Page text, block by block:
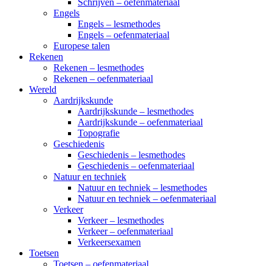
Engels
Engels – lesmethodes
Engels – oefenmateriaal
Europese talen
Rekenen
Rekenen – lesmethodes
Rekenen – oefenmateriaal
Wereld
Aardrijkskunde
Aardrijkskunde – lesmethodes
Aardrijkskunde – oefenmateriaal
Topografie
Geschiedenis
Geschiedenis – lesmethodes
Geschiedenis – oefenmateriaal
Natuur en techniek
Natuur en techniek – lesmethodes
Natuur en techniek – oefenmateriaal
Verkeer
Verkeer – lesmethodes
Verkeer – oefenmateriaal
Verkeersexamen
Toetsen
Toetsen – oefenmateriaal